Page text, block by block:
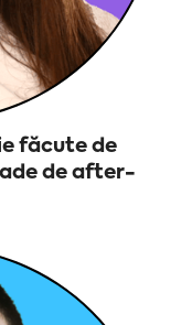
făcute de
de after-